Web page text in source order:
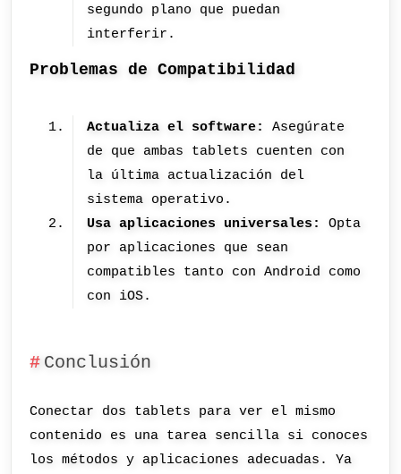
segundo plano que puedan
interferir.
Problemas de Compatibilidad
Actualiza el software:
Asegúrate
de que ambas tablets cuenten con
la última actualización del
sistema operativo.
Usa aplicaciones universales:
Opta
por aplicaciones que sean
compatibles tanto con Android como
con iOS.
Conclusión
Conectar dos tablets para ver el mismo
contenido es una tarea sencilla si conoces
los métodos y aplicaciones adecuadas. Ya